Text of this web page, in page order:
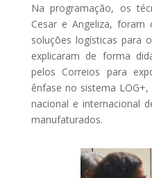
Na programação, os
Cesar e Angeliza, foram
soluções logísticas para
explicaram de forma
pelos Correios para
ênfase no sistema
nacional e internacional
manufaturados.